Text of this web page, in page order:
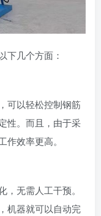
下几个方面：
可以轻松控制钢筋
性。而且，由于采
效率更高。
无需人工干预。
机器就可以自动完